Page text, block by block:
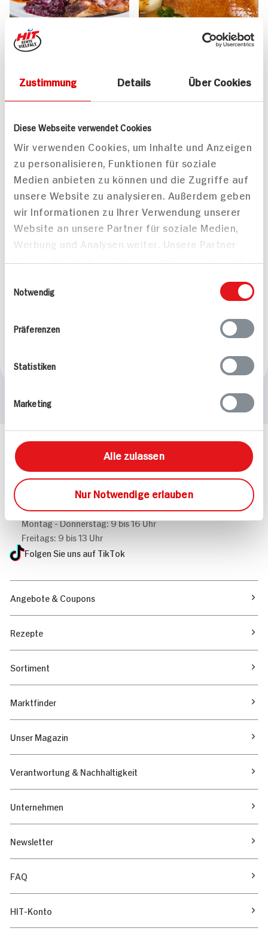
Zustimmung Details Über Cookies
Diese Webseite verwendet Cookies
Wir verwenden Cookies, um Inhalte und Anzeigen
zu personalisieren, Funktionen für soziale
Medien anbieten zu können und die Zugriffe auf
unsere Website zu analysieren. Außerdem geben
wir Informationen zu Ihrer Verwendung unserer
Website an unsere Partner für soziale Medien,
Werbung und Analysen weiter. Unsere Partner
bereitgestellt haben oder die sie im Rahmen
Notwendig
Präferenzen
Statistiken
Marketing
Alle zulassen
Nur Notwendige erlauben
160 min
1.475 kcal p. Portion
Mittel
60 min
730 kcal p. Portion
Leicht
St. Martins Gans mit
240 min
Mittel
Häufig gestellte Fragen
kontakt
hit.de
Wir beantworten gerne Ihre Fragen
(0228) 42967 0
Montag - Donnerstag: 9 bis 16 Uhr
Freitags: 9 bis 13 Uhr
Folgen Sie uns auf TikTok
Angebote & Coupons
Rezepte
Sortiment
Marktfinder
Unser Magazin
Verantwortung & Nachhaltigkeit
Unternehmen
Newsletter
FAQ
HIT-Konto